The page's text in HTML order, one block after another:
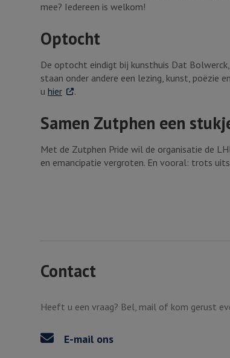
mee? Iedereen is welkom!
Optocht
De optocht eindigt bij kunsthuis Dat
staan onder andere een lezing, kunst, poëzie
u hier. Externe link
.
Samen Zutphen een
Met de Zutphen Pride wil de organisatie de
en emancipatie vergroten. En vooral: trots
Contact
Heeft u een vraag? Bel, mail of kom gerust
E-mail ons